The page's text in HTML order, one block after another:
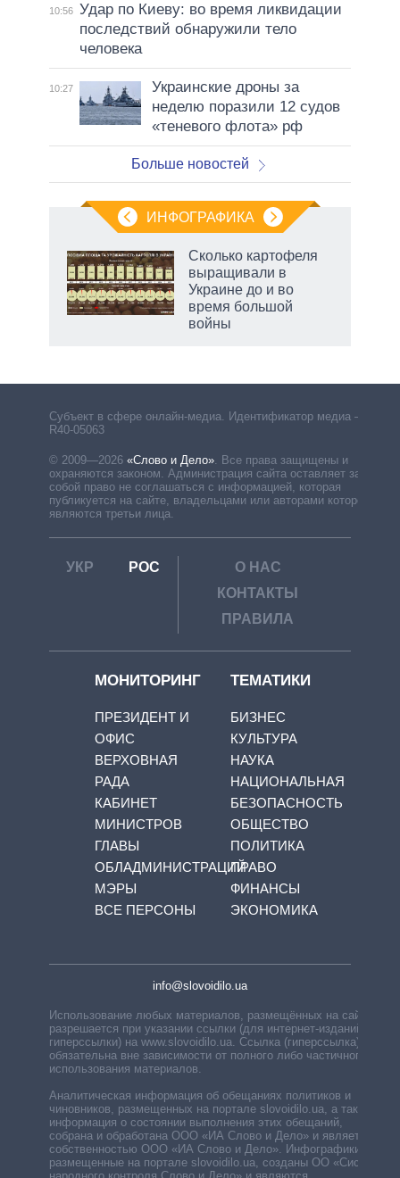
10:56 Удар по Киеву: во время ликвидации
последствий обнаружили тело
человека
10:27
Украинские дроны за
неделю поразили 12 судов
«теневого флота» рф
Больше новостей
ИНФОГРАФИКА
Сколько картофеля
выращивали в
Украине до и во
время большой
войны
Субъект в сфере онлайн-медиа. Идентификатор медиа –
R40-05063
© 2009—2026 «Слово и Дело». Все права защищены и
охраняются законом. Администрация сайта оставляет за
собой право не соглашаться с информацией, которая
публикуется на сайте, владельцами или авторами которой
являются третьи лица.
УКР РОС
О НАС
КОНТАКТЫ
ПРАВИЛА
МОНИТОРИНГ
ПРЕЗИДЕНТ И
ОФИС
ВЕРХОВНАЯ
РАДА
КАБИНЕТ
МИНИСТРОВ
ГЛАВЫ
ОБЛАДМИНИСТРАЦИЙ
МЭРЫ
ВСЕ ПЕРСОНЫ
ТЕМАТИКИ
БИЗНЕС
КУЛЬТУРА
НАУКА
НАЦИОНАЛЬНАЯ
БЕЗОПАСНОСТЬ
ОБЩЕСТВО
ПОЛИТИКА
ПРАВО
ФИНАНСЫ
ЭКОНОМИКА
info@slovoidilo.ua
Использование любых материалов, размещённых на сайте,
разрешается при указании ссылки (для интернет-изданий —
гиперссылки) на www.slovoidilo.ua. Ссылка (гиперссылка)
обязательна вне зависимости от полного либо частичного
использования материалов.
Аналитическая информация об обещаниях политиков и
чиновников, размещенных на портале slovoidilo.ua, а также
информация о состоянии выполнения этих обещаний,
собрана и обработана ООО «ИА Слово и Дело» и является
собственностью ООО «ИА Слово и Дело». Инфографики,
размещенные на портале slovoidilo.ua, созданы ОО «Система